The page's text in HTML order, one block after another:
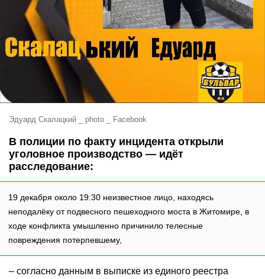
Эдуард Скалацкий _ photo _ Facebook
В полиции по факту инцидента открыли
уголовное производство — идёт
расследование:
19 декабря около 19:30 неизвестное лицо, находясь
неподалёку от подвесного пешеходного моста в Житомире, в
ходе конфликта умышленно причинило телесные
повреждения потерпевшему,
– согласно данным в выписке из единого реестра